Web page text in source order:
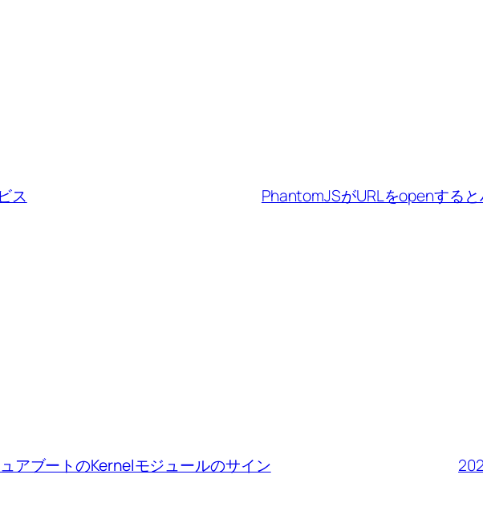
ス PhantomJSがURLをopenする
アブートのKernelモジュールのサイン